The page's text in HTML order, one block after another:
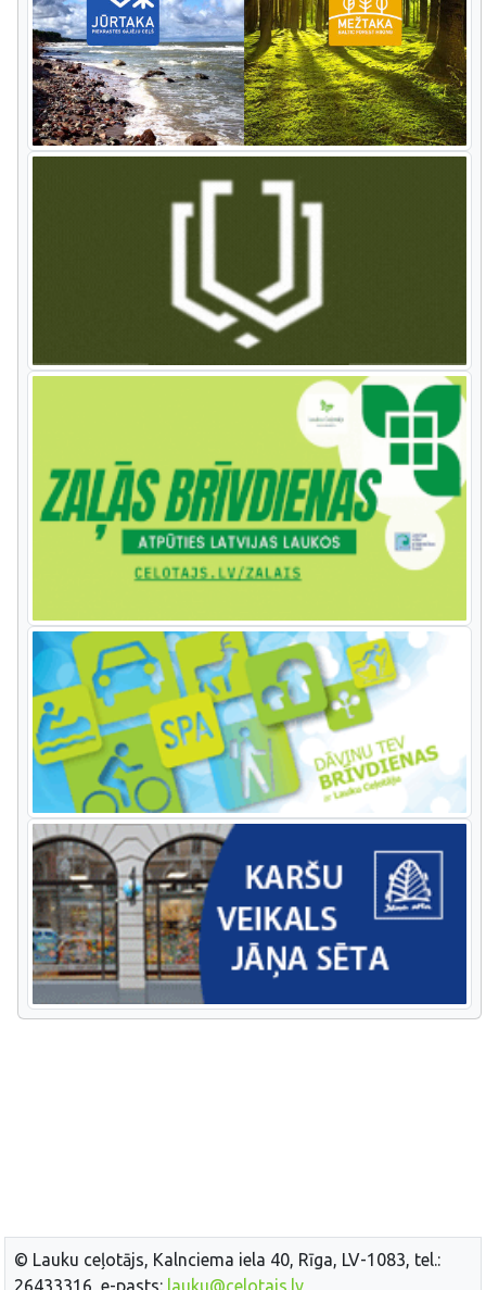
© Lauku ceļotājs, Kalnciema iela 40, Rīga, LV-1083, tel.:
26433316, e-pasts: lauku@celotajs.lv